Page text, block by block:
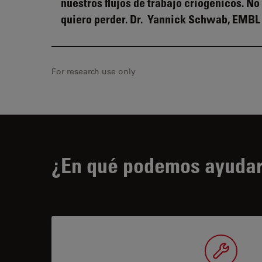
nuestros flujos de trabajo criogénicos. No
quiero perder. Dr. Yannick Schwab, EMBL
For research use only
¿En qué podemos